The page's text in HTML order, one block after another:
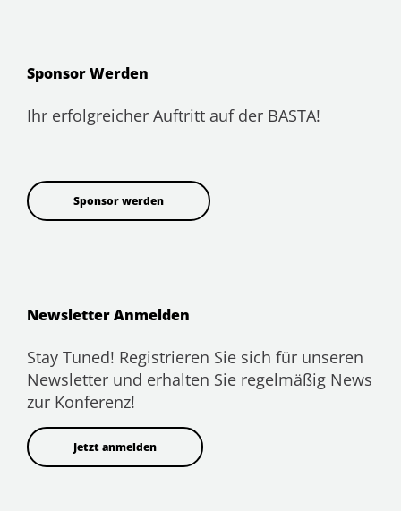
Sponsor Werden
Ihr erfolgreicher Auftritt auf der BASTA!
Sponsor werden
Newsletter Anmelden
Stay Tuned! Registrieren Sie sich für unseren
Newsletter und erhalten Sie regelmäßig News
zur Konferenz!
Jetzt anmelden